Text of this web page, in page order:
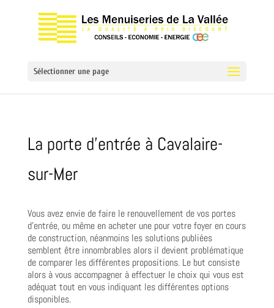
Sélectionner une page
La porte d’entrée à Cavalaire-
sur-Mer
Vous avez envie de faire le renouvellement de vos portes
d’entrée, ou même en acheter une pour votre foyer en cours
de construction, néanmoins les solutions publiées
semblent être innombrables alors il devient problématique
de comparer les différentes propositions. Le but consiste
alors à vous accompagner à effectuer le choix qui vous est
adéquat tout en vous indiquant les différentes options
disponibles.